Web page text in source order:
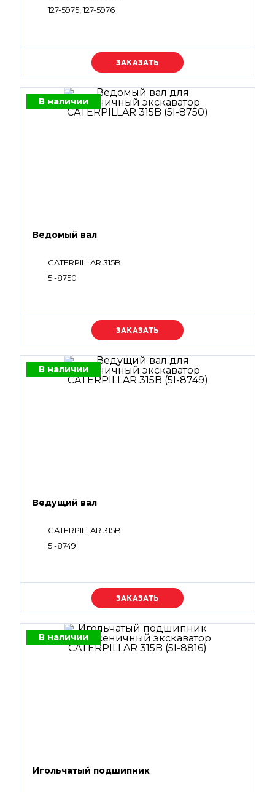
127-5975, 127-5976
Уточняйте цену
В наличии
Ведомый вал
CATERPILLAR 315B
5I-8750
Уточняйте цену
В наличии
Ведущий вал
CATERPILLAR 315B
5I-8749
Уточняйте цену
В наличии
Игольчатый подшипник